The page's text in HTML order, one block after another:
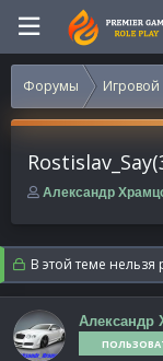
Форумы Игровой
А
т
о
р
т
е
м
ы
Александр
В этой теме
Александр